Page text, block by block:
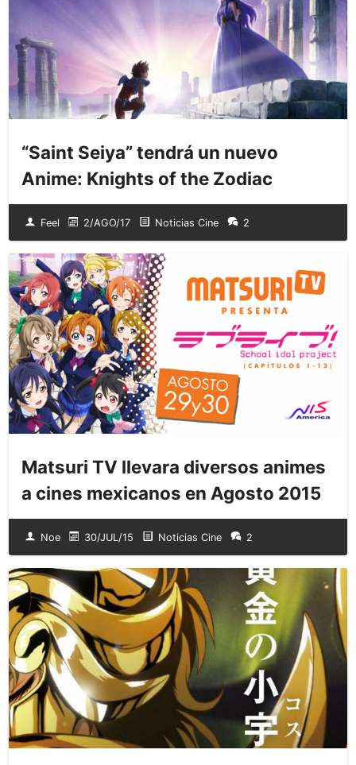
“Saint Seiya” tendrá un nuevo
Anime: Knights of the Zodiac
Feel 2/AGO/17 Noticias Cine 2
Matsuri TV llevara diversos animes
a cines mexicanos en Agosto 2015
Noe 30/JUL/15 Noticias Cine 2